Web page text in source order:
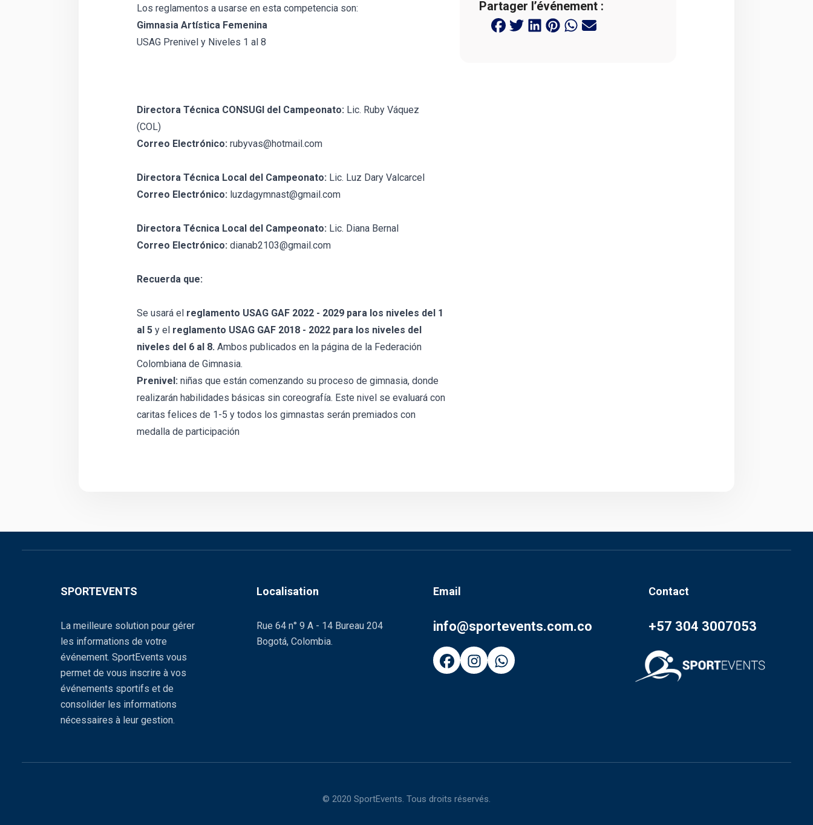
Los reglamentos a usarse en esta competencia son:
Gimnasia Artística Femenina
USAG Prenivel y Niveles 1 al 8
Directora Técnica CONSUGI del Campeonato: Lic. Ruby Váquez
(COL)
Correo Electrónico: rubyvas@hotmail.com
Directora Técnica Local del Campeonato: Lic. Luz Dary Valcarcel
Correo Electrónico: luzdagymnast@gmail.com
Directora Técnica Local del Campeonato: Lic. Diana Bernal
Correo Electrónico: dianab2103@gmail.com
Recuerda que:
Se usará el reglamento USAG GAF 2022 - 2029 para los niveles del 1
al 5 y el reglamento USAG GAF 2018 - 2022 para los niveles del
niveles del 6 al 8. Ambos publicados en la página de la Federación
Colombiana de Gimnasia.
Prenivel: niñas que están comenzando su proceso de gimnasia, donde
realizarán habilidades básicas sin coreografía. Este nivel se evaluará con
caritas felices de 1-5 y todos los gimnastas serán premiados con
medalla de participación
Partager l’événement :
SPORTEVENTS
La meilleure solution pour gérer
les informations de votre
événement. SportEvents vous
permet de vous inscrire à vos
événements sportifs et de
consolider les informations
nécessaires à leur gestion.
Localisation
Rue 64 n° 9 A - 14 Bureau 204
Bogotá, Colombia.
Email
info@sportevents.com.co
Contact
+57 304 3007053
© 2020 SportEvents. Tous droits réservés.